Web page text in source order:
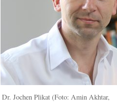
Dr. Jochen Plikat (Foto: Amin Akhtar,